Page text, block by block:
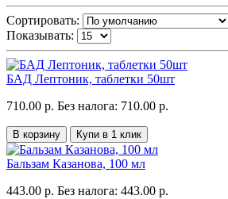
Сортировать:
Показывать:
БАД Лептоник, таблетки 50шт
710.00 р. Без налога: 710.00 р.
В корзину Купи в 1 клик
Бальзам Казанова, 100 мл
443.00 р. Без налога: 443.00 р.